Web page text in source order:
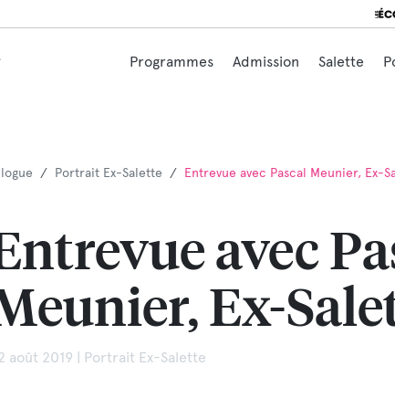
Programmes Admission Salette
/ Portrait Ex-Salette / Entrevue avec Pascal Meunier, Ex-
avec
Ex-
août 2019 | Portrait Ex-Salette